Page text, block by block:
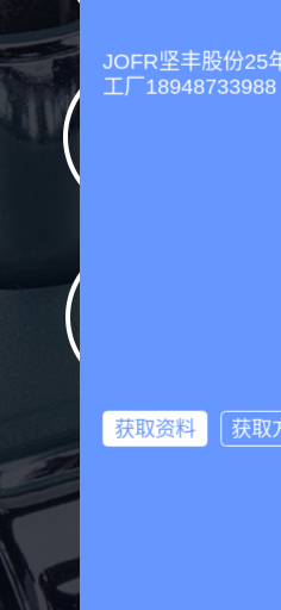
现在向坚丰进
JOFR坚丰股份25
工厂18948733988
获取资料 获取